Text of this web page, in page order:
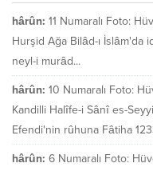
hârûn: 11 Numaralı Foto:
Hurşid Ağa Bilâd-ı
neyl-i murâd...
hârûn: 10 Numaralı Foto:
Kandilli Halîfe-i Sânî es-
Efendi'nin rûhuna Fâtiha
hârûn: 6 Numaralı Foto: